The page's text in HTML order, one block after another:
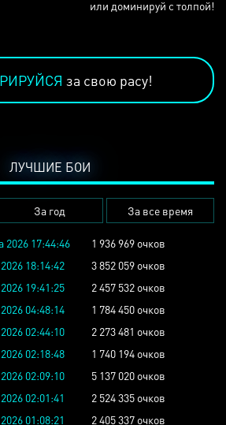
или доминируй с толпой!
за свою расу!
ЛУЧШИЕ БОИ
За год За все время
2026 17:44:46
1 936 969 очков
18:14:42
3 852 059 очков
19:41:25
2 457 532 очков
04:48:14
1 784 450 очков
02:44:10
2 273 481 очков
02:18:48
1 740 194 очков
02:09:10
5 137 020 очков
02:01:41
2 524 335 очков
01:08:21 2 405 337 очков